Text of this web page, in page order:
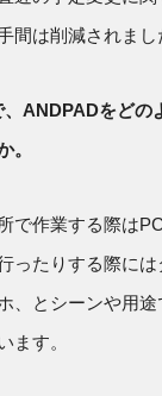
間は削減されまし
ANDPADをどの
。
で作業する際は
ったりする際に
、とシーンや用
ます。